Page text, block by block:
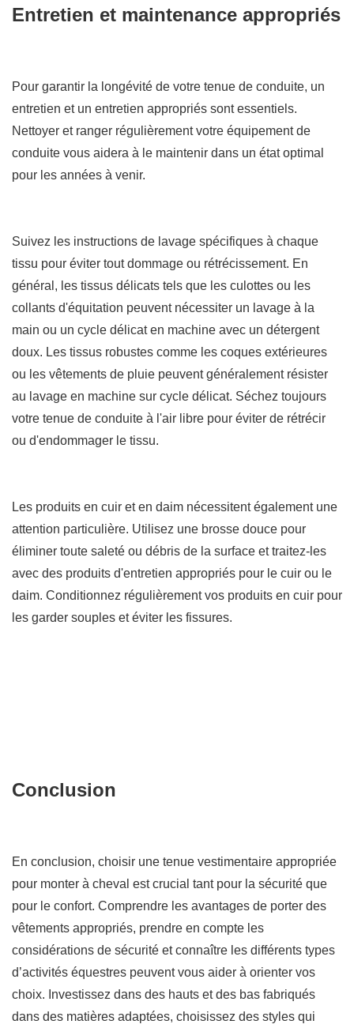
Entretien et maintenance appropriés
Pour garantir la longévité de votre tenue de conduite, un
entretien et un entretien appropriés sont essentiels.
Nettoyer et ranger régulièrement votre équipement de
conduite vous aidera à le maintenir dans un état optimal
pour les années à venir.
Suivez les instructions de lavage spécifiques à chaque
tissu pour éviter tout dommage ou rétrécissement. En
général, les tissus délicats tels que les culottes ou les
collants d'équitation peuvent nécessiter un lavage à la
main ou un cycle délicat en machine avec un détergent
doux. Les tissus robustes comme les coques extérieures
ou les vêtements de pluie peuvent généralement résister
au lavage en machine sur cycle délicat. Séchez toujours
votre tenue de conduite à l'air libre pour éviter de rétrécir
ou d'endommager le tissu.
Les produits en cuir et en daim nécessitent également une
attention particulière. Utilisez une brosse douce pour
éliminer toute saleté ou débris de la surface et traitez-les
avec des produits d'entretien appropriés pour le cuir ou le
daim. Conditionnez régulièrement vos produits en cuir pour
les garder souples et éviter les fissures.
Conclusion
En conclusion, choisir une tenue vestimentaire appropriée
pour monter à cheval est crucial tant pour la sécurité que
pour le confort. Comprendre les avantages de porter des
vêtements appropriés, prendre en compte les
considérations de sécurité et connaître les différents types
d’activités équestres peuvent vous aider à orienter vos
choix. Investissez dans des hauts et des bas fabriqués
dans des matières adaptées, choisissez des styles qui